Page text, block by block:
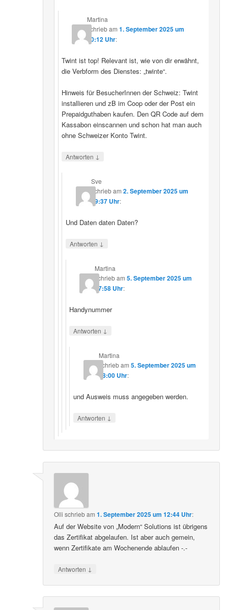
Martina
schriebam1. September 2025 um
20:12 Uhr:
Twint ist top! Relevant ist, wie von dir erwähnt,
die Verbform des Dienstes: „twinte“.
Hinweis für BesucherInnen der Schweiz: Twint
installieren und zB im Coop oder der Post ein
Prepaidguthaben kaufen. Den QR Code auf dem
Kassabon einscannen und schon hat man auch
ohne Schweizer Konto Twint.
Antworten ↓
Sve
schriebam 2. September 2025 um
19:37 Uhr:
Und Daten daten Daten?
Antworten ↓
Martina
schriebam5. September 2025 um
17:58 Uhr:
Handynummer
Antworten ↓
Martina
schriebam 5. September 2025 um
18:00 Uhr:
und Ausweis muss angegeben werden.
Antworten ↓
Olli schriebam1. September 2025 um 12:44 Uhr:
Auf der Website von „Modern“ Solutions ist übrigens
das Zertifikat abgelaufen. Ist aber auch gemein,
wenn Zertifikate am Wochenende ablaufen -.-
Antworten ↓